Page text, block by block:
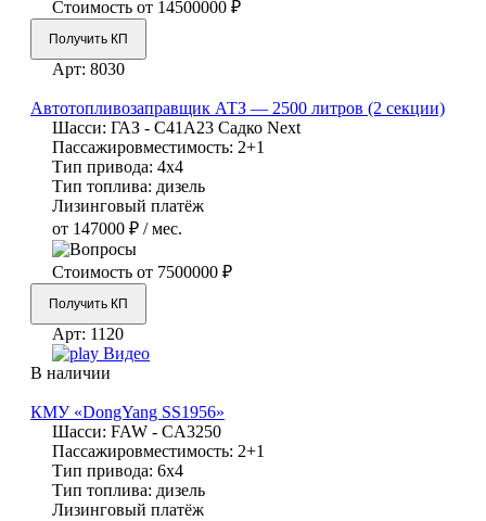
Стоимость от 14500000 ₽
Получить КП
Арт: 8030
Автотопливозаправщик АТЗ — 2500 литров (2 секции)
Шасси: ГАЗ - С41А23 Садко Next
Пассажировместимость: 2+1
Тип привода: 4х4
Тип топлива: дизель
Лизинговый платёж
от 147000 ₽ / мес.
Стоимость от 7500000 ₽
Получить КП
Арт: 1120
Видео
В наличии
КМУ «DongYang SS1956»
Шасси: FAW - CA3250
Пассажировместимость: 2+1
Тип привода: 6х4
Тип топлива: дизель
Лизинговый платёж